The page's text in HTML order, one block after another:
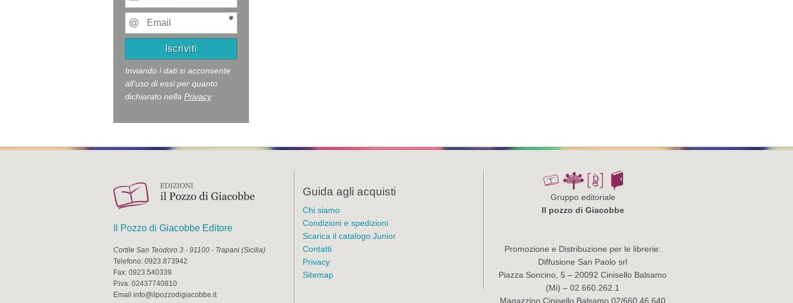
Inviando i dati si acconsente
all'uso di essi per quanto
dichiarato nella Privacy
Il Pozzo di Giacobbe Editore
Cortile San Teodoro 3 - 91100 - Trapani (Sicilia)
Telefono: 0923.873942
Fax: 0923.540339
P.iva: 02437740810
Email info@ilpozzodigiacobbe.it
Guida agli acquisti
Chi siamo
Condizioni e spedizioni
Scarica il catalogo Junior
Contatti
Privacy
Sitemap
Gruppo editoriale
Il pozzo di Giacobbe
Promozione e Distribuzione per le librerie:
Diffusione San Paolo srl
Piazza Soncino, 5 – 20092 Cinisello Balsamo
(Mi) – 02.660.262.1
Magazzino Cinisello Balsamo 02/660.46.640